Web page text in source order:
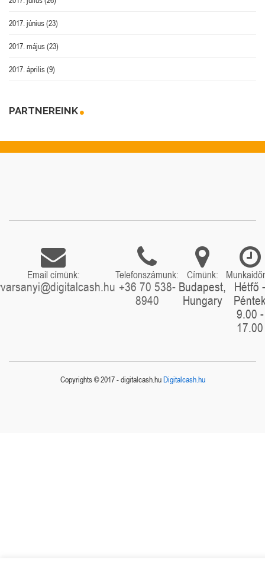
2017. június(23)
2017. május(23)
2017. április(9)
PARTNEREINK
Email címünk: Telefonszámunk:
+36 70 538-
8940
Címünk:
Budapest,
Hungary
Hétfő -
9.00 -
17.00
Copyrights © 2017 - digitalcash.huDigitalcash.hu